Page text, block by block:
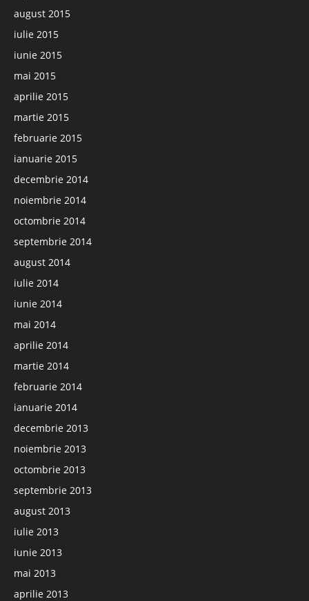
august 2015
iulie 2015
iunie 2015
mai 2015
aprilie 2015
martie 2015
februarie 2015
ianuarie 2015
decembrie 2014
noiembrie 2014
octombrie 2014
septembrie 2014
august 2014
iulie 2014
iunie 2014
mai 2014
aprilie 2014
martie 2014
februarie 2014
ianuarie 2014
decembrie 2013
noiembrie 2013
octombrie 2013
septembrie 2013
august 2013
iulie 2013
iunie 2013
mai 2013
aprilie 2013